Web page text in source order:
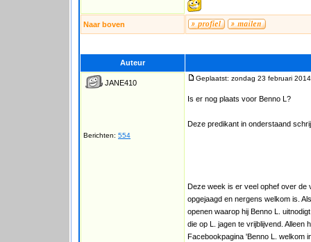
Naar boven
Auteur
JANE410
Berichten: 554
Geplaatst: zondag 23 februari
Is er nog plaats voor Benno L?
Deze predikant in onderstaand
Deze week is er veel ophef over de
opgejaagd en nergens welkom is.
openen waarop hij Benno L.
die op L. jagen te vrijblijvend. Alleen
Facebookpagina 'Benno L. welkom